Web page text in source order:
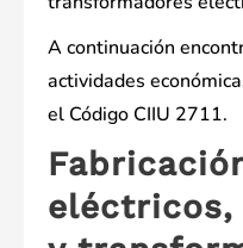
A continuación
actividades
el Código CIIU 2711.
eléctricos,